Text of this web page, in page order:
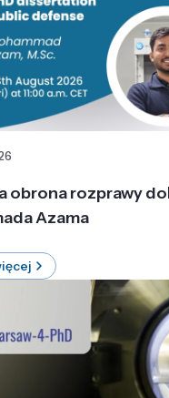
obrona rozprawy
Azama